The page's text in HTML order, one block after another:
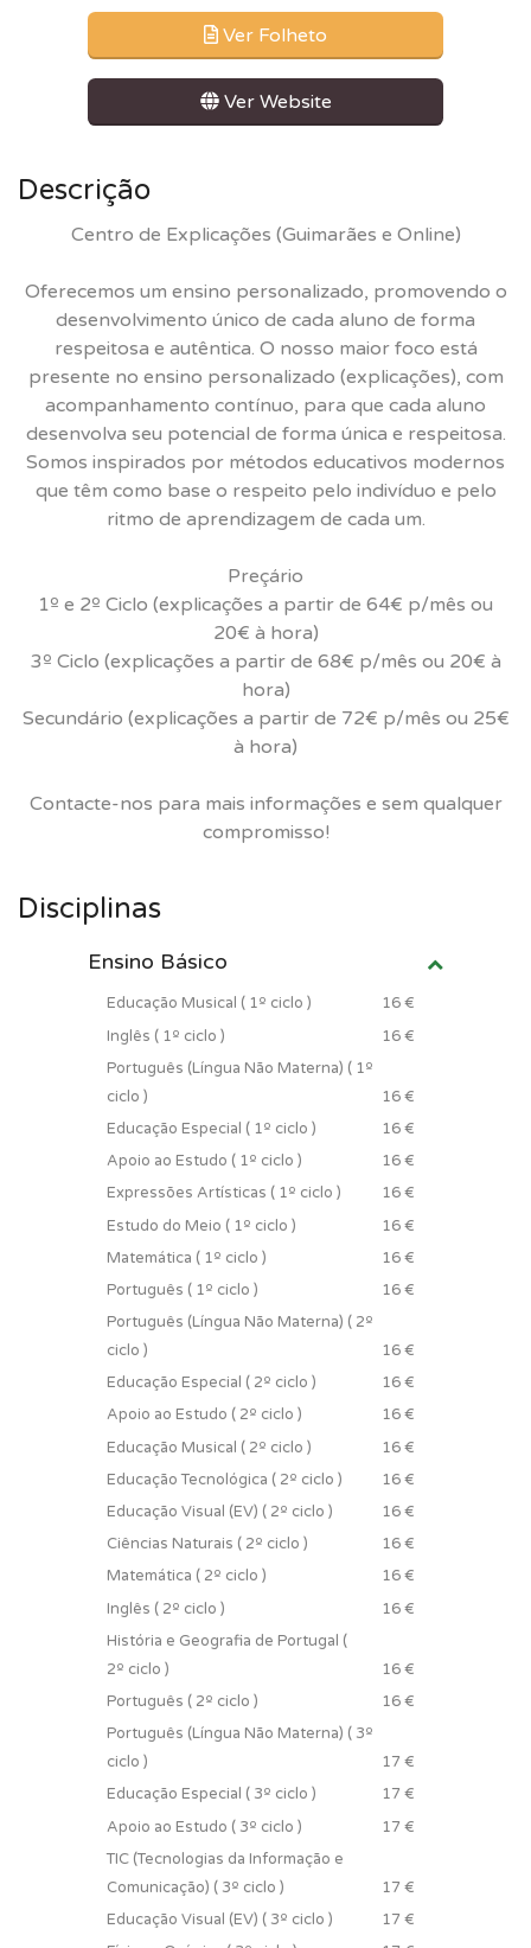
Ver Folheto
Ver Website
Descrição
Centro de Explicações (Guimarães e Online)
Oferecemos um ensino personalizado, promovendo o
desenvolvimento único de cada aluno de forma
respeitosa e autêntica. O nosso maior foco está
presente no ensino personalizado (explicações), com
acompanhamento contínuo, para que cada aluno
desenvolva seu potencial de forma única e respeitosa.
Somos inspirados por métodos educativos modernos
que têm como base o respeito pelo indivíduo e pelo
ritmo de aprendizagem de cada um.
Preçário
1º e 2º Ciclo (explicações a partir de 64€ p/mês ou
20€ à hora)
3º Ciclo (explicações a partir de 68€ p/mês ou 20€ à
hora)
Secundário (explicações a partir de 72€ p/mês ou 25€
à hora)
Contacte-nos para mais informações e sem qualquer
compromisso!
Disciplinas
Ensino Básico
Educação Musical ( 1º ciclo )
16 €
Inglês ( 1º ciclo )
16 €
Português (Língua Não Materna) ( 1º
ciclo )
16 €
Educação Especial ( 1º ciclo )
16 €
Apoio ao Estudo ( 1º ciclo )
16 €
Expressões Artísticas ( 1º ciclo )
16 €
Estudo do Meio ( 1º ciclo )
16 €
Matemática ( 1º ciclo )
16 €
Português ( 1º ciclo )
16 €
Português (Língua Não Materna) ( 2º
ciclo )
16 €
Educação Especial ( 2º ciclo )
16 €
Apoio ao Estudo ( 2º ciclo )
16 €
Educação Musical ( 2º ciclo )
16 €
Educação Tecnológica ( 2º ciclo )
16 €
Educação Visual (EV) ( 2º ciclo )
16 €
Ciências Naturais ( 2º ciclo )
16 €
Matemática ( 2º ciclo )
16 €
Inglês ( 2º ciclo )
16 €
História e Geografia de Portugal (
2º ciclo )
16 €
Português ( 2º ciclo )
16 €
Português (Língua Não Materna) ( 3º
ciclo )
17 €
Educação Especial ( 3º ciclo )
17 €
Apoio ao Estudo ( 3º ciclo )
17 €
TIC (Tecnologias da Informação e
Comunicação) ( 3º ciclo )
17 €
Educação Visual (EV) ( 3º ciclo )
17 €